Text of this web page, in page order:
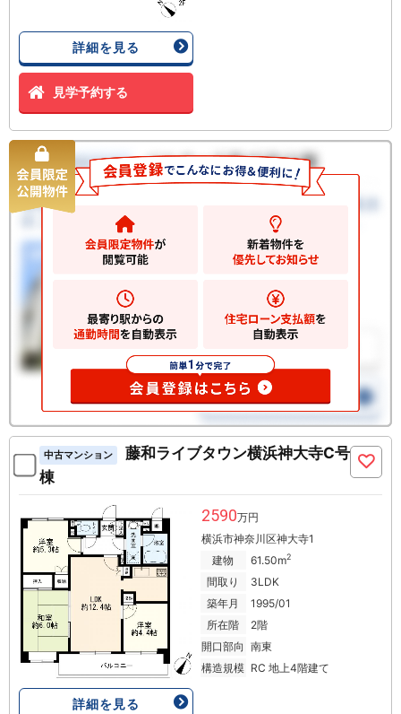
詳細を見る
見学予約する
中古マンション
藤和ライブタウン横浜神大寺C号
棟
詳細を見る
2590万円
横浜市神奈川区神大寺1
建物
61.50m2
間取り
3LDK
築年月
1995/01
所在階
2階
開口部向 南東
構造規模 RC 地上4階建て